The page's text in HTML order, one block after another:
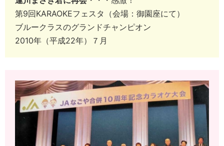
第9回KARAOKEフェスタ（会場：御園座にて）
ブルークラスのグランドチャンピオン
2010年（平成22年）７月